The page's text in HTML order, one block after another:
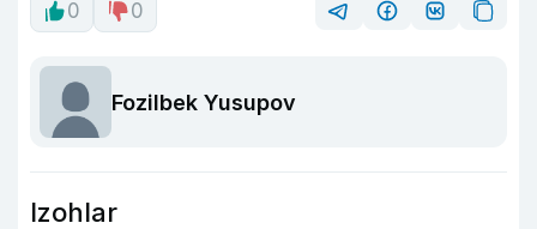
0 0
Fozilbek Yusupov
Izohlar